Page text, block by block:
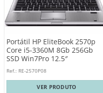
Portátil HP EliteBook 2570p
Core i5-3360M 8Gb 256Gb
SSD Win7Pro 12.5″
Ref.: RE-2570P08
VER PRODUTO